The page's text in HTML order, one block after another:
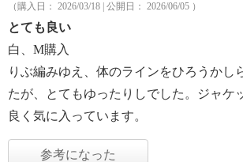
（購入日： 2026/03/18 | 公開日： 2026/06/05 ）
とても良い
白、M購入
りぶ編みゆえ、体のラインをひろうかし
たが、とてもゆったりしでした。ジャケ
良く気に入っています。
参考になった